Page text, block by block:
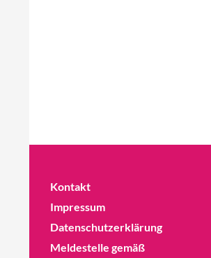
Kontakt
Impressum
Datenschutzerklärung
Meldestelle gemäß